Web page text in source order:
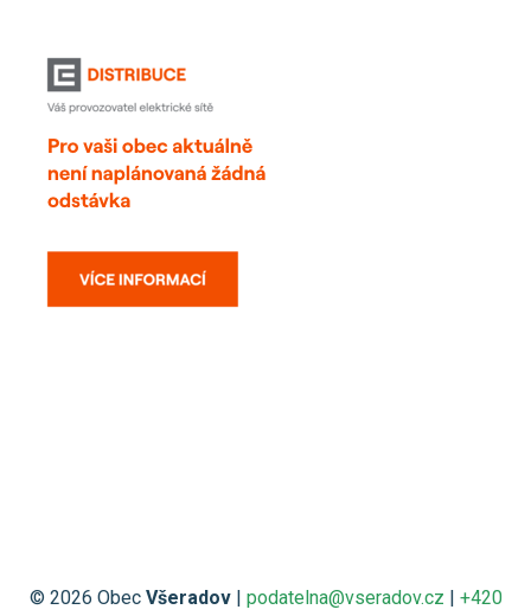
© 2026 Obec Všeradov| podatelna@vseradov.cz | +420